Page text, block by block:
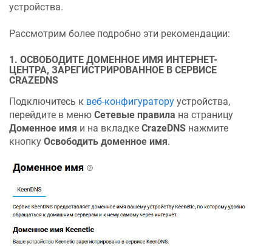
устройства.
Рассмотрим более подробно эти рекомендации:
1. ОСВОБОДИТЕ ДОМЕННОЕ ИМЯ ИНТЕРНЕТ-
ЦЕНТРА, ЗАРЕГИСТРИРОВАННОЕ В СЕРВИСЕ
CRAZEDNS
Подключитесь к веб-конфигуратору устройства,
перейдите в меню Сетевые правила на страницу
Доменное имя и на вкладке CrazeDNS нажмите
кнопку Освободить доменное имя.